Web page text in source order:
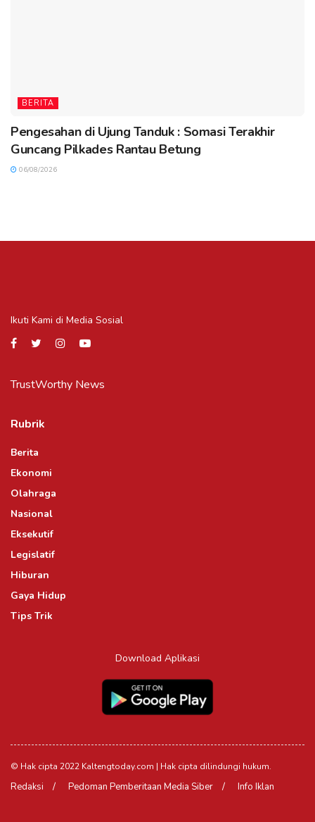
BERITA
Pengesahan di Ujung Tanduk : Somasi Terakhir
Guncang Pilkades Rantau Betung
06/08/2026
Ikuti Kami di Media Sosial
TrustWorthy News
Rubrik
Berita
Ekonomi
Olahraga
Nasional
Eksekutif
Legislatif
Hiburan
Gaya Hidup
Tips Trik
Download Aplikasi
© Hak cipta 2022 Kaltengtoday.com | Hak cipta dilindungi hukum.
Redaksi Pedoman Pemberitaan Media Siber Info Iklan